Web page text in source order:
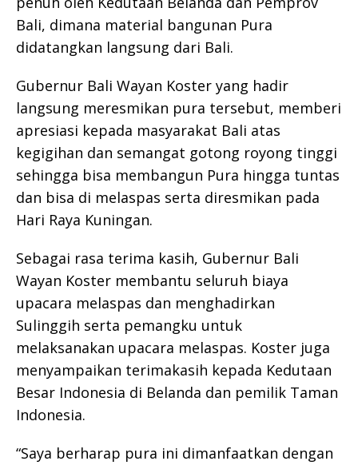
Bali, dimana material bangunan Pura
didatangkan langsung dari Bali.
Gubernur Bali Wayan Koster yang hadir
langsung meresmikan pura tersebut, memberi
apresiasi kepada masyarakat Bali atas
kegigihan dan semangat gotong royong tinggi
sehingga bisa membangun Pura hingga tuntas
dan bisa di melaspas serta diresmikan pada
Hari Raya Kuningan.
Sebagai rasa terima kasih, Gubernur Bali
Wayan Koster membantu seluruh biaya
upacara melaspas dan menghadirkan
Sulinggih serta pemangku untuk
melaksanakan upacara melaspas. Koster juga
menyampaikan terimakasih kepada Kedutaan
Besar Indonesia di Belanda dan pemilik Taman
Indonesia.
“Saya berharap pura ini dimanfaatkan dengan